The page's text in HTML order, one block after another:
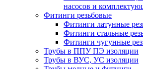
насосов и
Фитинги резьбовые
Фитинги латунные
Фитинги стальные
Фитинги чугунные
Трубы в ППУ ПЭ изоляции
Трубы в ВУС, УС изоляции